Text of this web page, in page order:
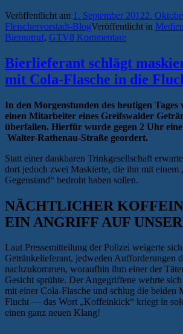
Veröffentlicht am 1. September 20122.
Fleischervorstadt-BlogVeröffentlicht in Medien
Biernotruf, GTV8 Kommentare
Bierlieferant schlägt
mit Cola-Flasche in die
In den Morgenstunden des heutigen Tages
einen Mitarbeiter eines Greifswalder
überfallen. Hierfür wurde gegen 2 Uhr
Walter-Rathenau-Straße geordert.
Statt einer dankbaren Trinkgesellschaft
dort jedoch zwei Maskierte, die ihn mit einem
Gegenstand“ bedroht haben sollen.
NÄCHTLICHER
EIN ANGRIFF AUF
Laut Pressemitteilung der Polizei weigerte
Getränkelieferant, jedweden Aufforderungen
nachzukommen, woraufhin ihm einer der
Gesicht sprühte. Der Angegriffene wehrte
mit einer Cola-Flasche und schlug die beiden
Flucht — das Wort „Koffeinkick“ kriegt in
einen ganz neuen Klang!